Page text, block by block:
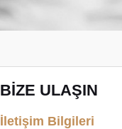
BİZE ULAŞIN
İletişim Bilgileri